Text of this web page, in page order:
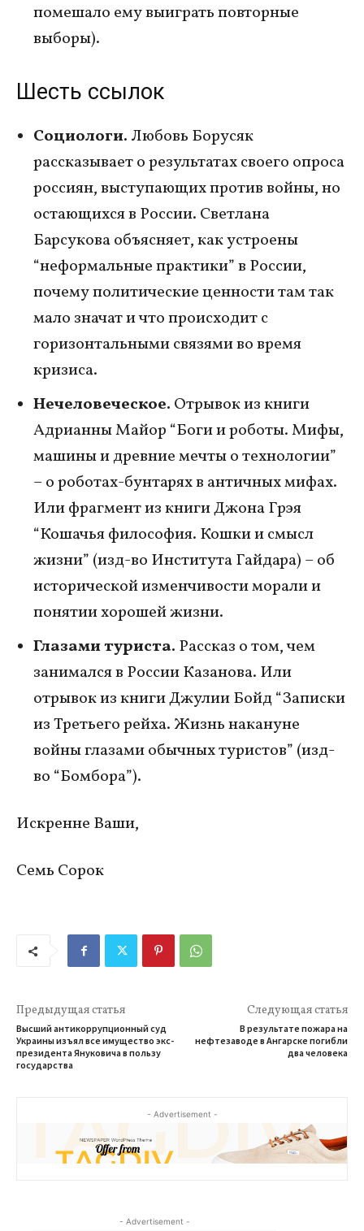
помешало ему выиграть повторные
выборы).
Шесть ссылок
Социологи. Любовь Борусяк
рассказывает о результатах своего опроса
россиян, выступающих против войны, но
остающихся в России. Светлана
Барсукова объясняет, как устроены
“неформальные практики” в России,
почему политические ценности там так
мало значат и что происходит с
горизонтальными связями во время
кризиса.
Нечеловеческое. Отрывок из книги
Адрианны Майор “Боги и роботы. Мифы,
машины и древние мечты о технологии”
– о роботах-бунтарях в античных мифах.
Или фрагмент из книги Джона Грэя
“Кошачья философия. Кошки и смысл
жизни” (изд-во Института Гайдара) – об
исторической изменчивости морали и
понятии хорошей жизни.
Глазами туриста. Рассказ о том, чем
занимался в России Казанова. Или
отрывок из книги Джулии Бойд “Записки
из Третьего рейха. Жизнь накануне
войны глазами обычных туристов” (изд-
во “Бомбора”).
Искренне Ваши,
Семь Сорок
Предыдущая статья
Высший антикоррупционный суд
Украины изъял все имущество экс-
президента Януковича в пользу
государства
Следующая статья
В результате пожара на
нефтезаводе в Ангарске погибли
два человека
- Advertisement -
- Advertisement -